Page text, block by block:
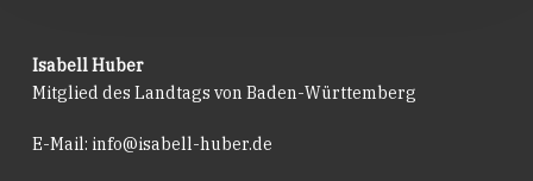
Isabell Huber
Mitglied des Landtags von Baden-Württemberg
E-Mail: info@isabell-huber.de